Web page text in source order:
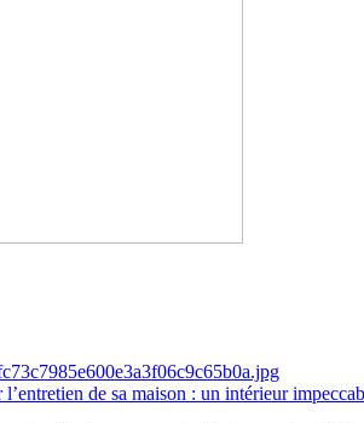
de sa maison : un intérieur